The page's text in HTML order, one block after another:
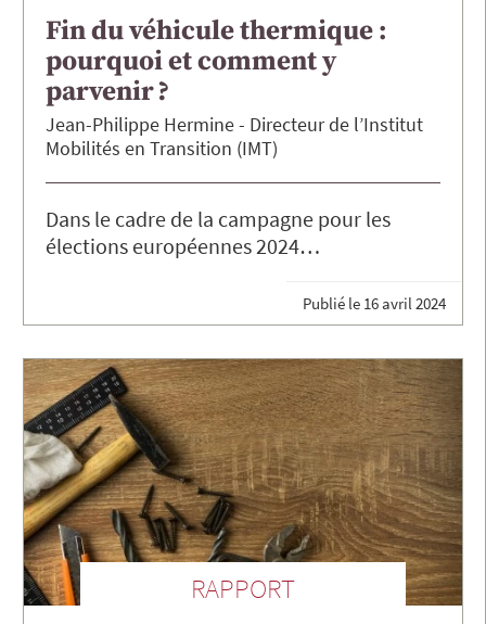
Fin du véhicule thermique :
pourquoi et comment y
parvenir ?
Jean-Philippe Hermine
Directeur de l’Institut
Mobilités en Transition (IMT)
Dans le cadre de la campagne pour les
élections européennes 2024…
Publié le 16 avril 2024
RAPPORT